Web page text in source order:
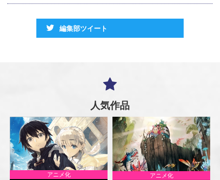
編集部ツイート
人気作品
アニメ化 アニメ化